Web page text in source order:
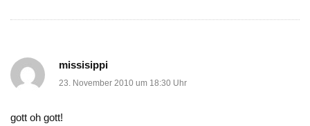
missisippi
23. November 2010 um 18:30 Uhr
gott oh gott!